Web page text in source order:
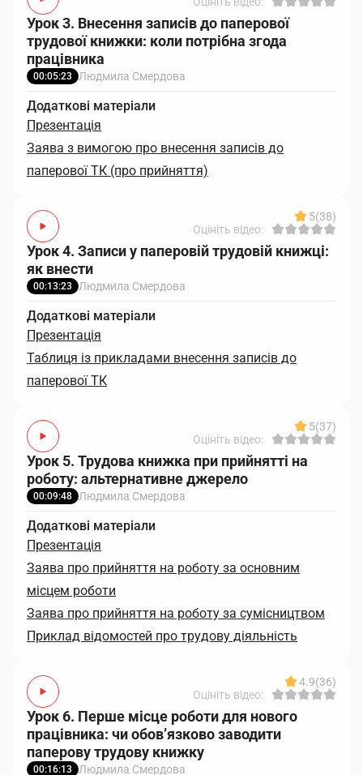
Урок 3. Внесення записів до паперової
трудової книжки: коли потрібна згода
працівника
00:05:23 Людмила Смердова
Додаткові матеріали
Презентація
Заява з вимогою про внесення записів до
паперової ТК (про прийняття)
5(38)
Оцініть відео:
Урок 4. Записи у паперовій трудовій книжці:
як внести
00:13:23 Людмила Смердова
Додаткові матеріали
Презентація
Таблиця із прикладами внесення записів до
паперової ТК
5(37)
Оцініть відео:
Урок 5. Трудова книжка при прийнятті на
роботу: альтернативне джерело
00:09:48 Людмила Смердова
Додаткові матеріали
Презентація
Заява про прийняття на роботу за основним
місцем роботи
Заява про прийняття на роботу за сумісництвом
Приклад відомостей про трудову діяльність
4.9(36)
Оцініть відео:
Урок 6. Перше місце роботи для нового
працівника: чи обов’язково заводити
паперову трудову книжку
00:16:13 Людмила Смердова